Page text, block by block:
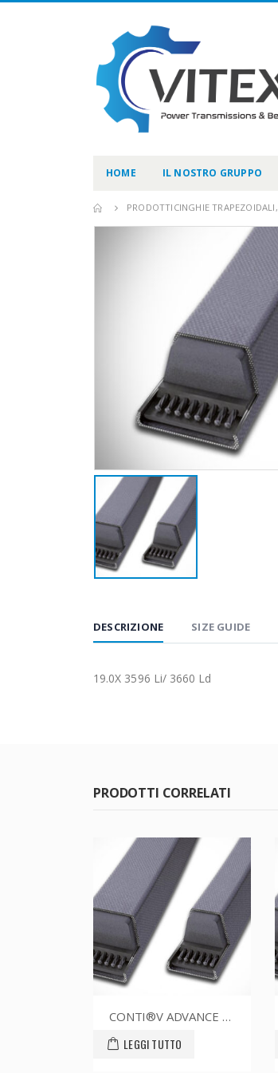
HOME IL NOSTRO GRUPPO
PRODOTTI CINGHIE TRAPEZOIDALI,
DESCRIZIONE SIZE GUIDE
19.0X 3596 Li/ 3660 Ld
PRODOTTI CORRELATI
LEGGI TUTTO